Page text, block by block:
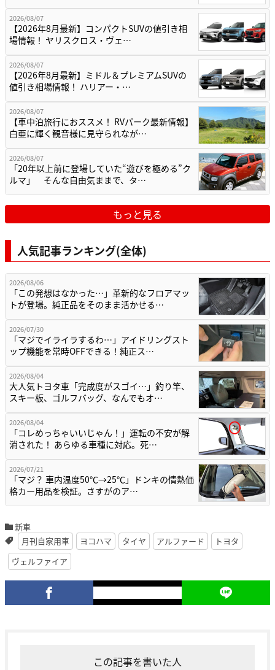
2026/08/07
【2026年8月最新】コンパクトSUVの値引き相
場情報！ ヤリスクロス・ヴェ…
2026/08/07
【2026年8月最新】ミドル＆プレミアムSUVの
値引き相場情報！ ハリアー・…
2026/08/07
【車中泊旅行におススメ！ RVパーク最新情報】
白亜に輝く観音様に見守られなが…
2026/08/07
「20年以上前に登場していた“遊びを極める”ク
ルマ」 そんな自由気ままで、タ…
もっと見る
人気記事ランキング(全体)
2026/08/06
「この発想はなかった…」革新的なフロアマッ
トが登場。純正品をそのまま活かせる…
2026/07/30
「マジでイライラするわ…」アイドリングスト
ップ機能を常時OFFできる！純正ス…
2026/08/04
大人気トヨタ車「完成度がスゴイ…」釣り竿、
スキー板、ゴルフバッグ、なんでもオ…
2026/08/04
「コレめっちゃいいじゃん！」運転の不安が解
消された！ あらゆる車種に対応。死…
2026/07/21
「マジ？ 車内温度50℃→25℃」ドンキの情熱価
格カー用品を検証。さすがのア…
新車
月刊自家用車
ヨコハマ タイヤ アルファード
トヨタ
ヴェルファイア
この記事を書いた人